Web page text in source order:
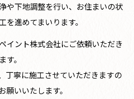
や下地調整を行い、お住まいの状
進めてまいります。
イント株式会社にご依頼いただき
。
丁寧に施工させていただきますの
願いいたします。